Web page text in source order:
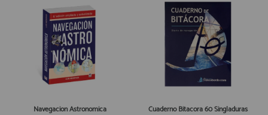
Navegacion Astronomica Cuaderno Bitacora 60 Singladuras